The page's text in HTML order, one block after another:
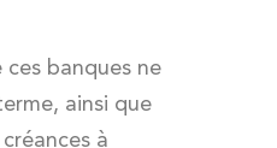
banques ne
ainsi que
à